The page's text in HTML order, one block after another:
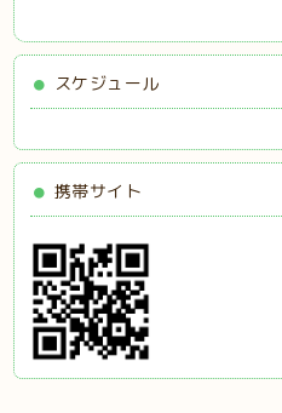
スケジュール
携帯サイト